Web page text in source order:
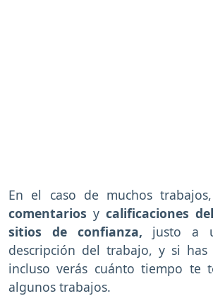
En el caso de muchos
comentarios y calificaciones
sitios de confianza, justo a
descripción del trabajo, y si has
incluso verás cuánto tiempo te
algunos trabajos.